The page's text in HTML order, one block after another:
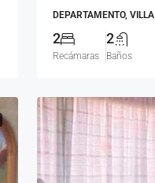
DEPARTAMENTO, VILLA
2
Recámaras
2
Baños